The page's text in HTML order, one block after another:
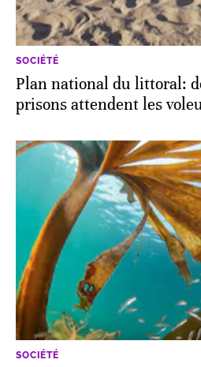
SOCIÉTÉ
Plan national du littoral:
prisons attendent les
SOCIÉTÉ